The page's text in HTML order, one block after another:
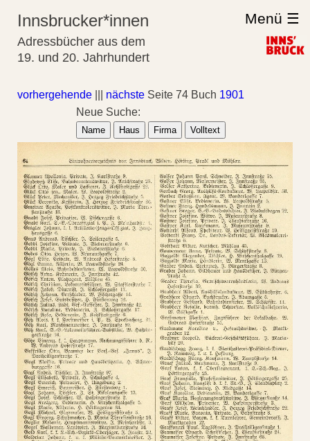
Innsbrucker*innen
Adressbücher aus dem
19. und 20. Jahrhundert
Menü ☰
vorhergehende nächste Seite 74 Buch 1901
Neue Suche:
Name Haus Firma Volltext